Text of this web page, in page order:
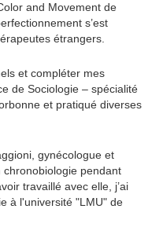
and Movement de
s’est
étrangers.
et compléter mes
de Sociologie – spécialité
et pratiqué diverses
gynécologue et
pendant
travaillé avec elle, j’ai
à l'université "LMU" de